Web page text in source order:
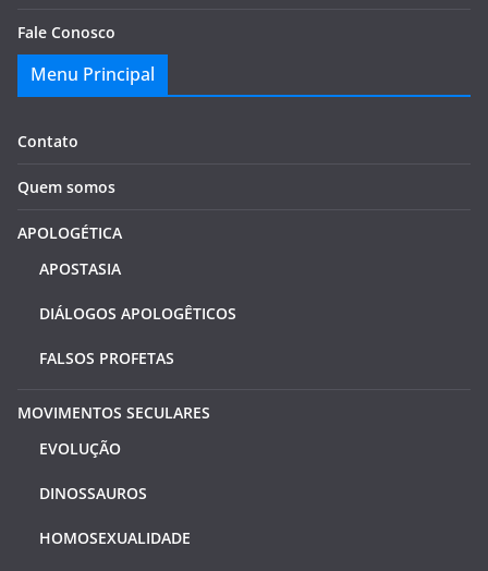
Fale Conosco
Menu Principal
Contato
Quem somos
APOLOGÉTICA
APOSTASIA
DIÁLOGOS APOLOGÊTICOS
FALSOS PROFETAS
MOVIMENTOS SECULARES
EVOLUÇÃO
DINOSSAUROS
HOMOSEXUALIDADE